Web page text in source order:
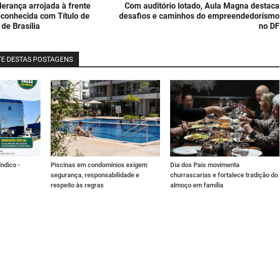
arrojada à frente
com Título de
Brasília
Com auditório lotado, Aula Magna destaca
desafios e caminhos do empreendedorismo
no DF
DESTAS POSTAGENS
-
Piscinas em condomínios exigem
segurança, responsabilidade e
respeito às regras
Dia dos Pais movimenta
churrascarias e fortalece tradição do
almoço em família